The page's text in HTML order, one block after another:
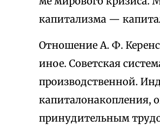
капитализма —
Отношение А. Ф.
иное. Советская
производственной.
капиталонакопления,
принудительным